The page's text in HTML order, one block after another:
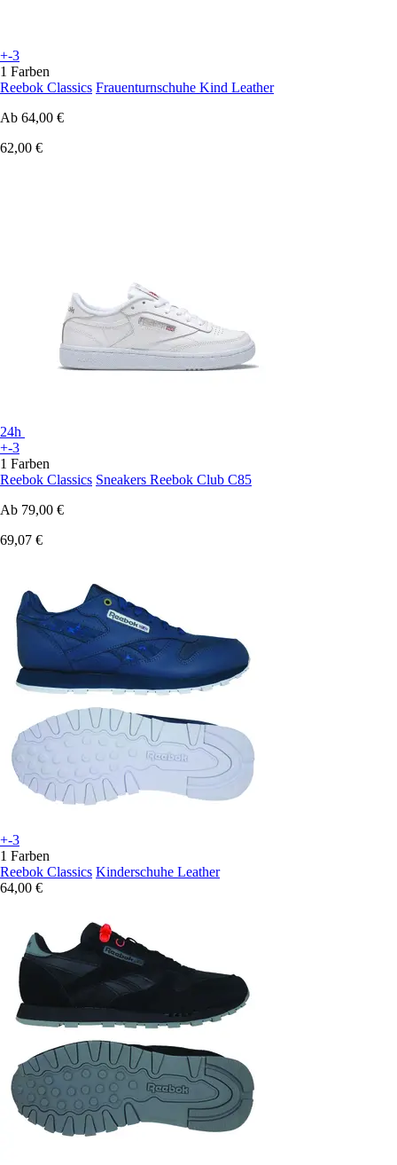
+-3
1 Farben
Reebok Classics Frauenturnschuhe Kind Leather
Ab 64,00 €
62,00 €
24h
+-3
1 Farben
Reebok Classics Sneakers Reebok Club C85
Ab 79,00 €
69,07 €
+-3
1 Farben
Reebok Classics Kinderschuhe Leather
64,00 €